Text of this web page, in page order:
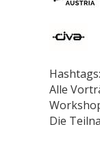
Alle
Die